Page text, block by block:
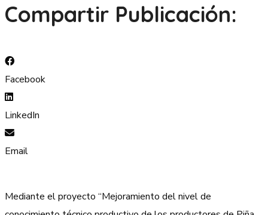
Compartir Publicación:
Facebook
LinkedIn
Email
Mediante el proyecto “Mejoramiento del nivel de